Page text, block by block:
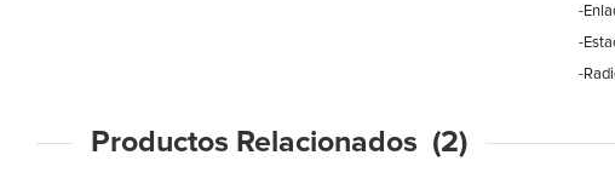
-
-
-
Productos Relacionados (2)